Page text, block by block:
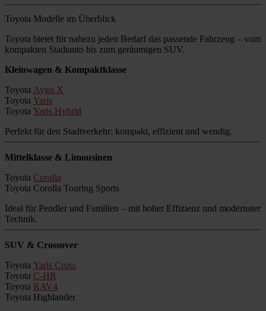
Toyota Modelle im Überblick
Toyota bietet für nahezu jeden Bedarf das passende Fahrzeug – vom
kompakten Stadtauto bis zum geräumigen SUV.
Kleinwagen & Kompaktklasse
Toyota Aygo X
Toyota Yaris
Toyota Yaris Hybrid
Perfekt für den Stadtverkehr: kompakt, effizient und wendig.
Mittelklasse & Limousinen
Toyota Corolla
Toyota Corolla Touring Sports
Ideal für Pendler und Familien – mit hoher Effizienz und modernster
Technik.
SUV & Crossover
Toyota Yaris Cross
Toyota C-HR
Toyota RAV4
Toyota Highlander